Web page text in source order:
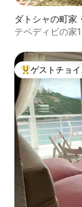
ダトシャの町家
テペディビの家1
大好評のゲス
ゲストチョイ